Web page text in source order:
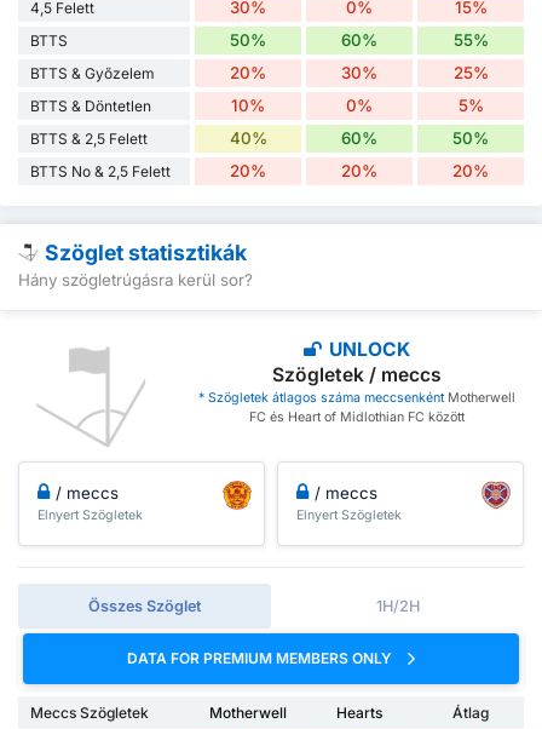
4,5 Felett 30% 0% 15%
BTTS 50% 60% 55%
BTTS & Győzelem 20% 30% 25%
BTTS & Döntetlen 10% 0% 5%
BTTS & 2,5 Felett 40% 60% 50%
BTTS No & 2,5 Felett 20% 20% 20%
Szöglet statisztikák
Hány szögletrúgásra kerül sor?
UNLOCK
Szögletek / meccs
* Szögletek átlagos száma meccsenkéntMotherwell
FC és Heart of Midlothian FC között
/ meccs
Elnyert Szögletek
/ meccs
Elnyert Szögletek
Összes Szöglet 1H/2H
DATA FOR PREMIUM MEMBERS ONLY
Meccs Szögletek Motherwell Hearts
Átlag